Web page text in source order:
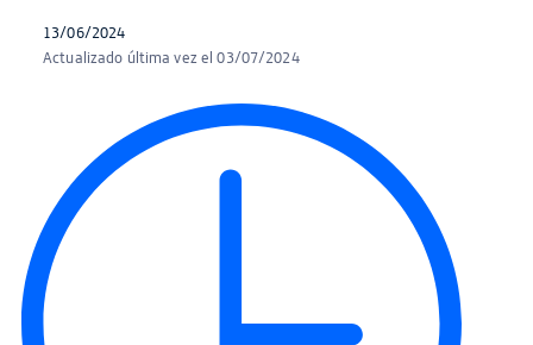
13/06/2024
Actualizado última vez el 03/07/2024